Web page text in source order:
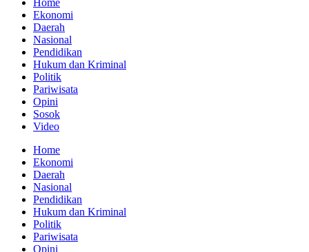
Home
Ekonomi
Daerah
Nasional
Pendidikan
Hukum dan Kriminal
Politik
Pariwisata
Opini
Sosok
Video
Home
Ekonomi
Daerah
Nasional
Pendidikan
Hukum dan Kriminal
Politik
Pariwisata
Opini